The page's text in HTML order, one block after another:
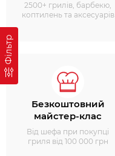
Фільтр
2500+ грилів, барбекю,
коптилень та аксесуарів
Безкоштовний
майстер-клас
Від шефа при покупці
гриля від 100 000 грн